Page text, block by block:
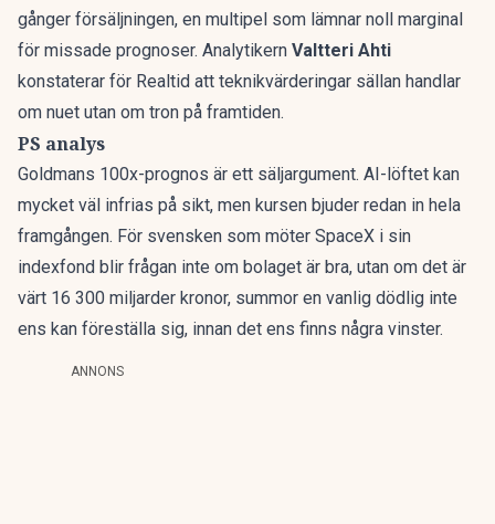
gånger försäljningen, en multipel som lämnar noll marginal
för missade prognoser. Analytikern Valtteri Ahti
konstaterar för Realtid att teknikvärderingar sällan handlar
om nuet utan om tron på framtiden.
PS analys
Goldmans 100x-prognos är ett säljargument. AI-löftet kan
mycket väl infrias på sikt, men kursen bjuder redan in hela
framgången. För svensken som möter SpaceX i sin
indexfond blir frågan inte om bolaget är bra, utan om det är
värt 16 300 miljarder kronor, summor en vanlig dödlig inte
ens kan föreställa sig, innan det ens finns några vinster.
ANNONS